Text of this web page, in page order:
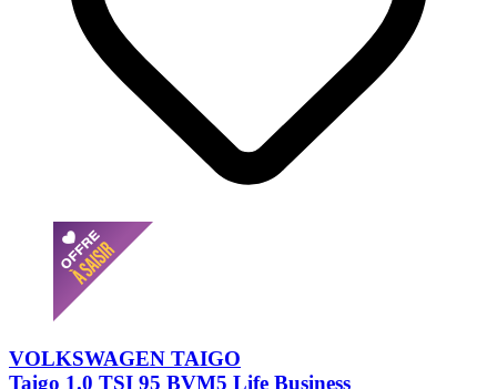
VOLKSWAGEN TAIGO
Taigo 1.0 TSI 95 BVM5 Life Business